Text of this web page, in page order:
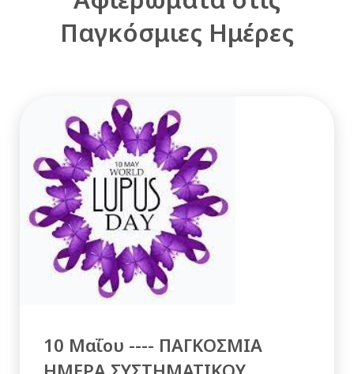
Παγκόσμιες Ημέρες
10 Μαΐου ---- ΠΑΓΚΟΣΜΙΑ